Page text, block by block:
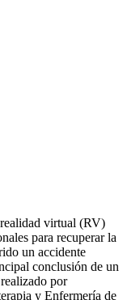
virtual (RV)
para recuperar la
un accidente
conclusión de un
por
y Enfermería de